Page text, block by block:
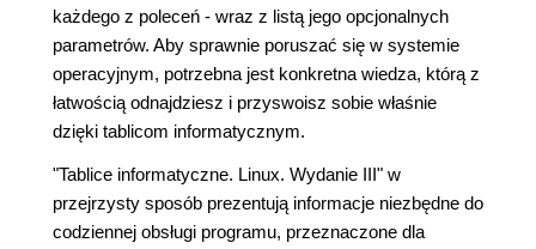
każdego z poleceń - wraz z listą jego opcjonalnych
parametrów. Aby sprawnie poruszać się w systemie
operacyjnym, potrzebna jest konkretna wiedza, którą z
łatwością odnajdziesz i przyswoisz sobie właśnie
dzięki tablicom informatycznym.
"Tablice informatyczne. Linux. Wydanie III" w
przejrzysty sposób prezentują informacje niezbędne do
codziennej obsługi programu, przeznaczone dla